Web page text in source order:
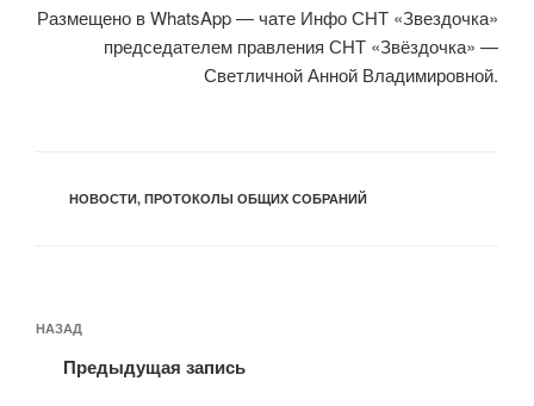
Размещено в WhatsApp — чате Инфо СНТ «Звездочка»
председателем правления СНТ «Звёздочка» —
Светличной Анной Владимировной.
РУБРИКИ
НОВОСТИ, ПРОТОКОЛЫ ОБЩИХ СОБРАНИЙ
по
записям
Предыдущая
запись:
НАЗАД
Предыдущая запись